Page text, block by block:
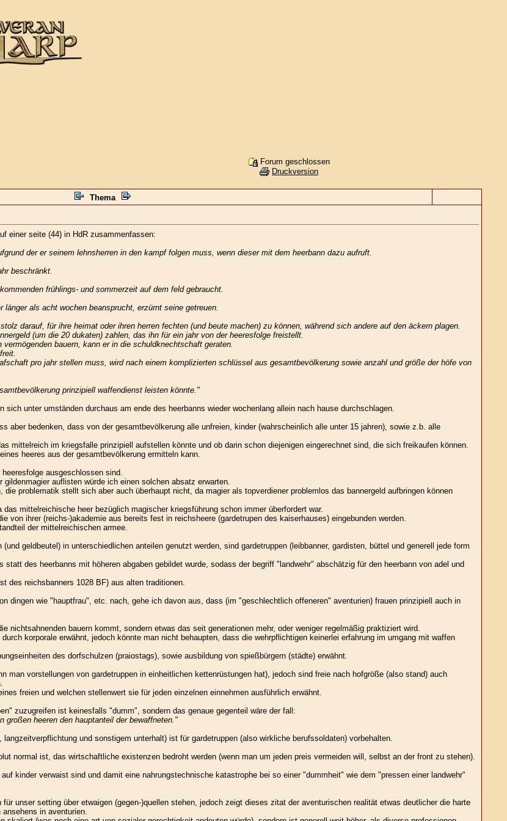
Forum geschlossen
Druckversion
Thema
einer seite (44) in HdR zusammenfassen:
der er seinem lehnsherren in den kampf folgen muss, wenn dieser mit dem heerbann dazu aufruft.
beschränkt.
frühlings- und sommerzeit auf dem feld gebraucht.
als acht wochen beansprucht, erzürnt seine getreuen.
darauf, für ihre heimat oder ihren herren fechten (und beute machen) zu können, während sich andere auf den äckern plagen.
(um die 20 dukaten) zahlen, das ihn für ein jahr von der heeresfolge freistellt.
bauern, kann er in die schuldknechtschaft geraten.
pro jahr stellen muss, wird nach einem komplizierten schlüssel aus gesamtbevölkerung sowie anzahl und größe der höfe von
prinzipiell waffendienst leisten könnte."
unter umständen durchaus am ende des heerbanns wieder wochenlang allein nach hause durchschlagen.
aber bedenken, dass von der gesamtbevölkerung alle unfreien, kinder (wahrscheinlich alle unter 15 jahren), sowie z.b. alle
mittelreich im kriegsfalle prinzipiell aufstellen könnte und ob darin schon diejenigen eingerechnet sind, die sich freikaufen können.
heeres aus der gesamtbevölkerung ermitteln kann.
ausgeschlossen sind.
auflisten würde ich einen solchen absatz erwarten.
problematik stellt sich aber auch überhaupt nicht, da magier als topverdiener problemlos das bannergeld aufbringen können
mittelreichische heer bezüglich magischer kriegsführung schon immer überfordert war.
von ihrer (reichs-)akademie aus bereits fest in reichsheere (gardetrupen des kaiserhauses) eingebunden werden.
der mittelreichischen armee.
geldbeutel) in unterschiedlichen anteilen genutzt werden, sind gardetruppen (leibbanner, gardisten, büttel und generell jede form
des heerbanns mit höheren abgaben gebildet wurde, sodass der begriff "landwehr" abschätzig für den heerbann von adel und
des reichsbanners 1028 BF) aus alten traditionen.
dingen wie "hauptfrau", etc. nach, gehe ich davon aus, dass (im "geschlechtlich offeneren" aventurien) frauen prinzipiell auch in
nichtsahnenden bauern kommt, sondern etwas das seit generationen mehr, oder weniger regelmäßig praktiziert wird.
korporale erwähnt, jedoch könnte man nicht behaupten, dass die wehrpflichtigen keinerlei erfahrung im umgang mit waffen
des dorfschulzen (praiostags), sowie ausbildung von spießbürgern (städte) erwähnt.
man vorstellungen von gardetruppen in einheitlichen kettenrüstungen hat), jedoch sind freie nach hofgröße (also stand) auch
freien und welchen stellenwert sie für jeden einzelnen einnehmen ausführlich erwähnt.
zuzugreifen ist keinesfalls "dumm", sondern das genaue gegenteil wäre der fall:
großen heeren den hauptanteil der bewaffneten."
und sonstigem unterhalt) ist für gardetruppen (also wirkliche berufssoldaten) vorbehalten.
normal ist, das wirtschaftliche existenzen bedroht werden (wenn man um jeden preis vermeiden will, selbst an der front zu stehen).
kinder verwaist sind und damit eine nahrungstechnische katastrophe bei so einer "dummheit" wie dem "pressen einer landwehr"
unser setting über etwaigen (gegen-)quellen stehen, jedoch zeigt dieses zitat der aventurischen realität etwas deutlicher die harte
in aventurien.